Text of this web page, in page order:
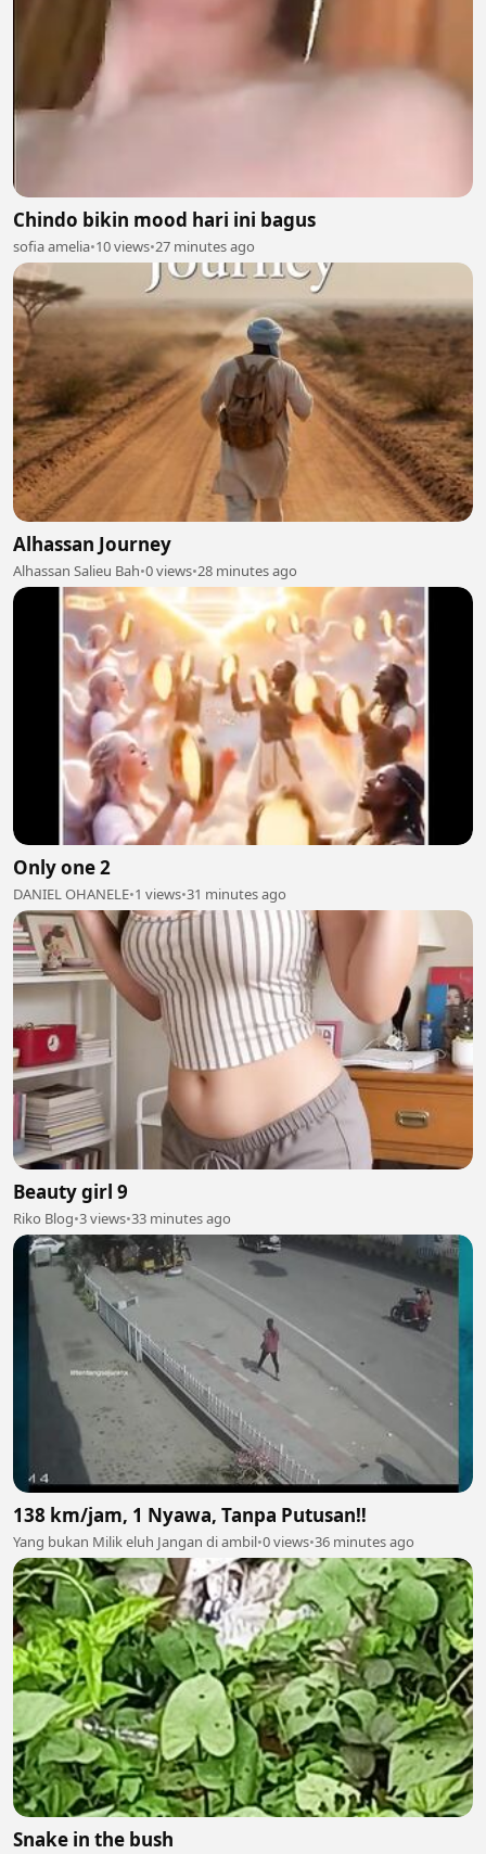
Chindo bikin mood hari ini bagus
sofia amelia•10 views•27 minutes ago
Alhassan Journey
Alhassan Salieu Bah•0 views•28 minutes ago
Only one 2
DANIEL OHANELE•1 views•31 minutes ago
Beauty girl 9
Riko Blog•3 views•33 minutes ago
138 km/jam, 1 Nyawa, Tanpa Putusan‼️
Yang bukan Milik eluh Jangan di ambil•0 views•36 minutes ago
Snake in the bush